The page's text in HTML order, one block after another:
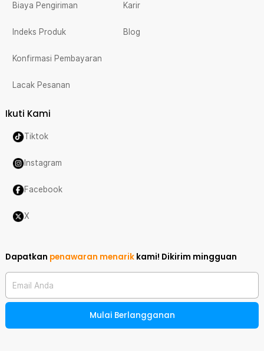
Biaya Pengiriman
Indeks Produk
Konfirmasi Pembayaran
Lacak Pesanan
Karir
Blog
Ikuti Kami
Tiktok
Instagram
Facebook
X
Dapatkan penawaran menarik kami! Dikirim mingguan
Email Anda
Mulai Berlangganan